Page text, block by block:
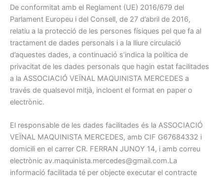
De conformitat amb el Reglament (UE) 2016/679 del
Parlament Europeu i del Consell, de 27 d’abril de 2016,
relatiu a la protecció de les persones físiques pel que fa al
tractament de dades personals i a la lliure circulació
d’aquestes dades, a continuació s’indica la política de
privacitat de les dades personals que hagin estat facilitades
a la ASSOCIACIÓ VEÏNAL MAQUINISTA MERCEDES a
través de qualsevol mitjà, incloent el format en paper o
electrònic.
El responsable de les dades facilitades és la ASSOCIACIÓ
VEÏNAL MAQUINISTA MERCEDES, amb CIF G67684332 i
domicili en el carrer CR. FERRAN JUNOY 14, i amb correu
electrònic av.maquinista.mercedes@gmail.com.La
informació facilitada té per objecte executar el contracte